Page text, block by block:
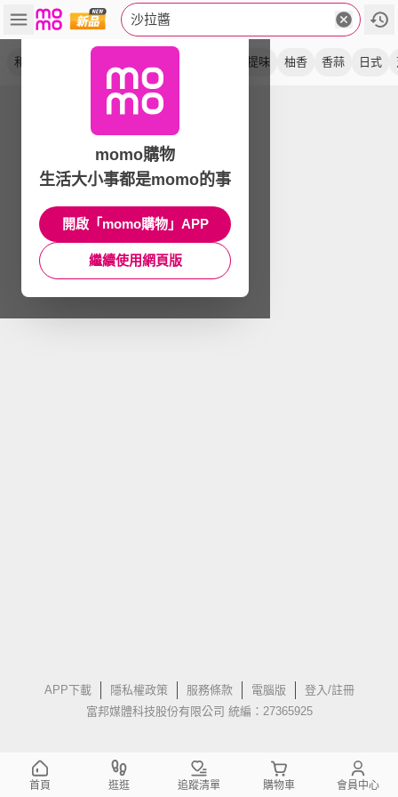
沙拉醬
和風醬 提味 柚香 香蒜 日式
APP下載 隱私權政策 服務條款 電腦版
登入/註冊
富邦媒體科技股份有限公司 統編：27365925
momo購物
生活大小事都是momo的事
開啟「momo購物」APP
繼續使用網頁版
首頁 逛逛 追蹤清單 購物車 會員中心